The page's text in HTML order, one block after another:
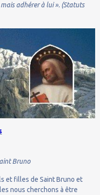
adhérer à lui ». (Statuts
Bruno
et filles de Saint Bruno et
nous cherchons à être